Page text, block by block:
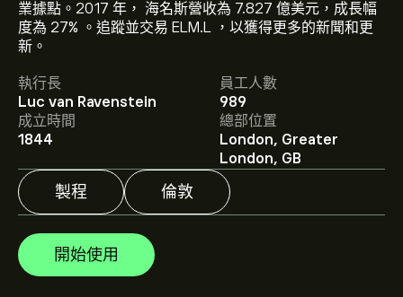
業據點。2017 年， 海名斯營收為 7.827 億美元，成長幅
度為 27% 。追蹤並交易 ELM.L ，以獲得更多的新聞和更
新。
執行長
Luc van Ravenstein
員工人數
989
成立時間
1844
總部位置
London, Greater
London, GB
製程 倫敦
開始使用
ELM.L 現價為186.20‎p‎。
Elementis PLC 的平均目標價為 186.20‎p‎。
取得詳細的分析師預測及目標價格。
分析師根據市場趨勢、財務報告和預期增長對Elementis
PLC的預測。查看最新預測以了解未來價格走勢。
Elementis PLC 的市值是 1.06B‎p‎ 美元
根據 1 位分析師在過去三個月對 ELM.L 的建議，整體共識